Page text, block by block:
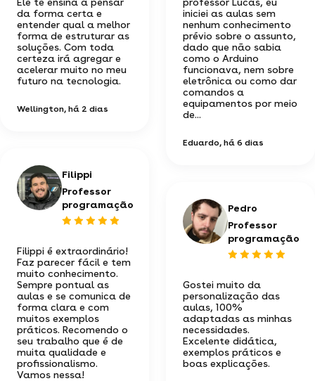
da forma certa e
entender qual a melhor
forma de estruturar as
soluções. Com toda
certeza irá agregar e
acelerar muito no meu
futuro na tecnologia.
Wellington, há 2 dias
Filippi
Professor
programação
Filippi é extraordinário!
Faz parecer fácil e tem
muito conhecimento.
Sempre pontual as
aulas e se comunica de
forma clara e com
muitos exemplos
práticos. Recomendo o
seu trabalho que é de
muita qualidade e
profissionalismo.
Vamos nessa!
iniciei as aulas sem
nenhum conhecimento
prévio sobre o assunto,
dado que não sabia
como o Arduino
funcionava, nem sobre
eletrônica ou como dar
comandos a
equipamentos por meio
de...
Eduardo, há 6 dias
Pedro
Professor
programação
Gostei muito da
personalização das
aulas, 100%
adaptadas as minhas
necessidades.
Excelente didática,
exemplos práticos e
boas explicações.